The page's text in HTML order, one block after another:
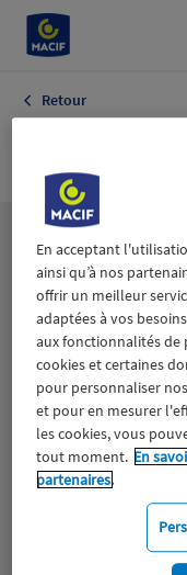
Retour
Les
Aidants
Expérience clients
Mobilité
Protection de
En acceptant
ainsi qu’à nos
offrir un meilleur
adaptées à vos
aux fonctionnalités de
cookies et certaines
pour personnaliser
et pour en mesurer
les cookies, vous
tout moment. En
partenaires.